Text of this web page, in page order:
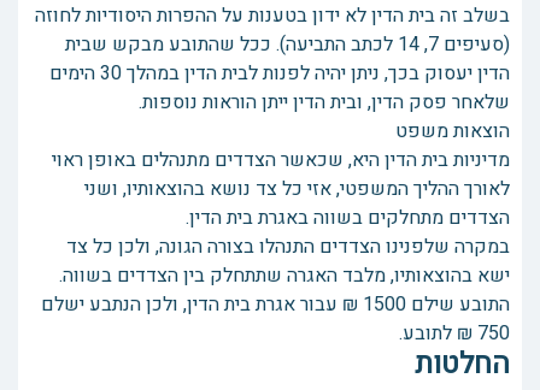
בשלב זה בית הדין לא ידון בטענות על ההפרות היסודיות לחוזה
(סעיפים 7, 14 לכתב התביעה). ככל שהתובע מבקש שבית
הדין יעסוק בכך, ניתן יהיה לפנות לבית הדין במהלך 30 הימים
שלאחר פסק הדין, ובית הדין ייתן הוראות נוספות.
הוצאות משפט
מדיניות בית הדין היא, שכאשר הצדדים מתנהלים באופן ראוי
לאורך ההליך המשפטי, אזי כל צד נושא בהוצאותיו, ושני
הצדדים מתחלקים בשווה באגרת בית הדין.
במקרה שלפנינו הצדדים התנהלו בצורה הגונה, ולכן כל צד
ישא בהוצאותיו, מלבד האגרה שתתחלק בין הצדדים בשווה.
התובע שילם 1500 ₪ עבור אגרת בית הדין, ולכן הנתבע ישלם
750 ₪ לתובע.
החלטות